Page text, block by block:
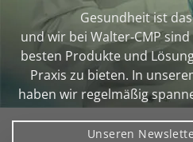
Gesundheit ist
und wir bei Walter‑CMP
besten Produkte und
Praxis zu bieten. In
haben wir regelmäßig
Unseren